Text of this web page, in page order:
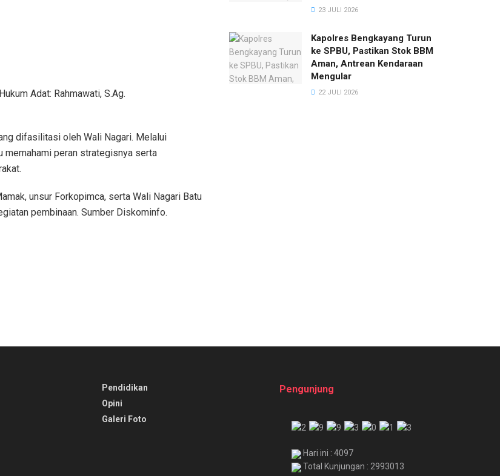
Adat: Rahmawati, S.Ag.
difasilitasi oleh Wali Nagari. Melalui
memahami peran strategisnya serta
unsur Forkopimca, serta Wali Nagari Batu
pembinaan. Sumber Diskominfo.
23 JULI 2026
Kapolres Bengkayang Turun
ke SPBU, Pastikan Stok BBM
Aman, Antrean Kendaraan
Mengular
22 JULI 2026
Pendidikan
Opini
Galeri Foto
Pengunjung
Hari ini : 4097
Total Kunjungan : 2993013